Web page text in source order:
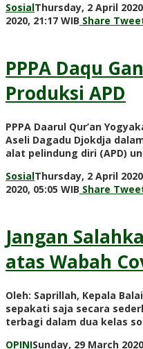
SosialThursday, 2 April
2020, 21:17 WIB by
Share
PPPA Daqu
Produksi APD
PPPA Daarul Qur’an
Aseli Dagadu Djokdja
alat pelindung diri (APD)
SosialThursday, 2 April
2020, 05:05 WIB by
Share
Jangan
atas Wabah
Oleh: Saprillah, Kepala
sepakati saja secara
terbagi dalam dua kelas
OPINISunday, 29 March